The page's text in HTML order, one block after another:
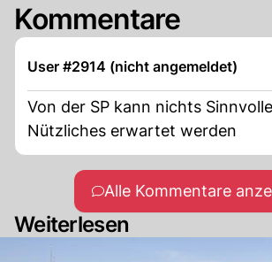
Kommentare
User #2914 (nicht angemeldet)
Von der SP kann nichts
Nützliches erwartet werden
Alle Kommentare
Weiterlesen